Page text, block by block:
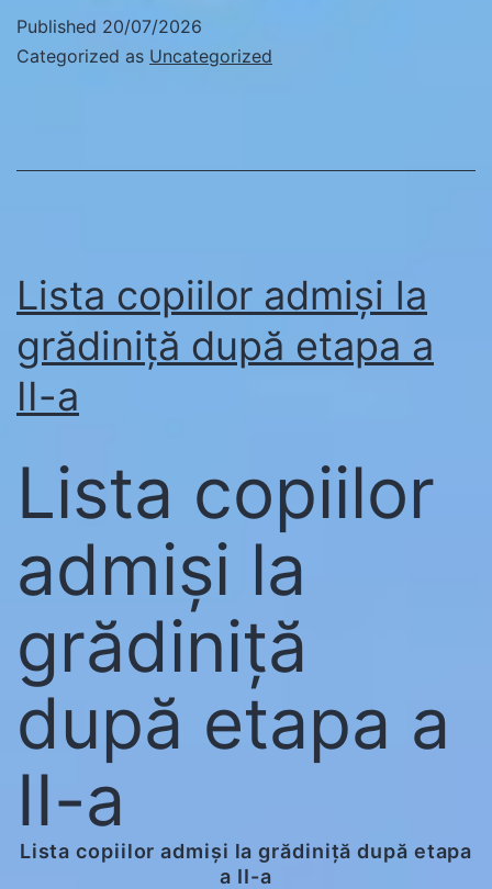
Published 20/07/2026
Categorized as Uncategorized
Lista copiilor admiși la
grădiniță după etapa a
II-a
Lista copiilor
admiși la
grădiniță
după etapa a
II-a
Lista copiilor admiși la grădiniță după etapa
a II-a